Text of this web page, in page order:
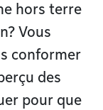
hors terre
Vous
conformer
des
pour que